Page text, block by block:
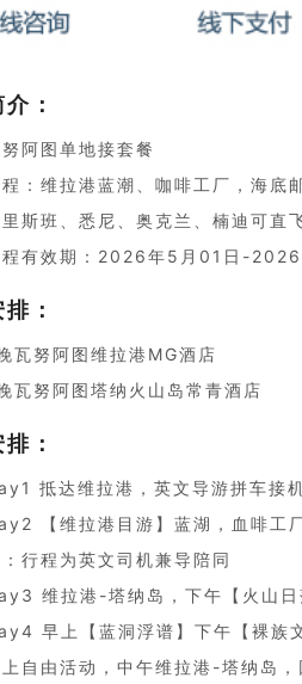
：
阿图单地接套餐
：维拉港蓝潮、咖啡工厂，海
斯班、悉尼、奥克兰、楠迪可直
程有效期：2026年5月01日-2026
：
瓦努阿图维拉港MG酒店
瓦努阿图塔纳火山岛常青酒店
：
抵达维拉港，英文导游拼车接
【维拉港目游】蓝湖，血啡工
行程为英文司机兼导陪同
维拉港-塔纳岛，下午【火山
早上【蓝洞浮谱】下午【裸族
自由活动，中午维拉港-塔纳岛